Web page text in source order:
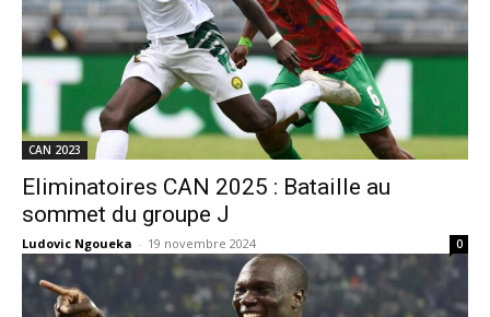
CAN 2023
Eliminatoires CAN 2025 : Bataille au
sommet du groupe J
Ludovic Ngoueka - 19 novembre 2024 0